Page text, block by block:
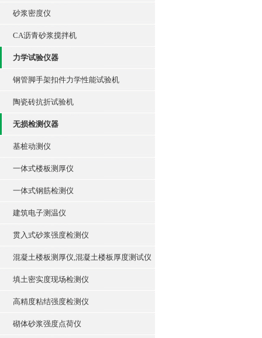
砂浆密度仪
CA沥青砂浆搅拌机
力学试验仪器
钢管脚手架扣件力学性能试验机
陶瓷砖抗折试验机
无损检测仪器
基桩动测仪
一体式楼板测厚仪
一体式钢筋检测仪
建筑电子测温仪
贯入式砂浆强度检测仪
混凝土楼板测厚仪,混凝土楼板厚度测试仪
填土密实度现场检测仪
高精度粘结强度检测仪
砌体砂浆强度点荷仪